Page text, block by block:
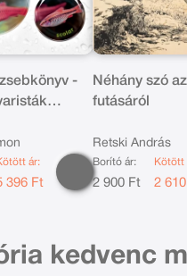
-
ár:
396 Ft
Néhány szó
futásáról
Retski András
Borító ár:
2 900 Ft
Kötött
2
kedvenc